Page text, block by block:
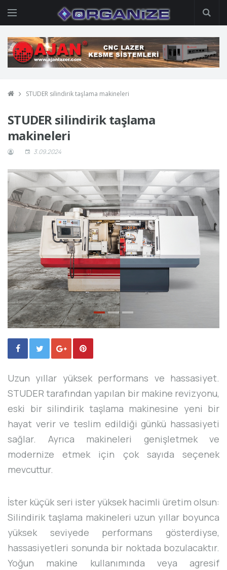
STUDER silindirik taşlama makineleri
STUDER silindirik taşlama
makineleri
3.09.2024
Uzun yıllar yüksek performans ve hassasiyet.
STUDER tarafından yapılan bir makine revizyonu,
eski bir silindirik taşlama makinesine yeni bir
hayat verir ve teslim edildiği günkü hassasiyeti
sağlar. Ayrıca makineleri genişletmek ve
modernize etmek için çok sayıda seçenek
mevcuttur.
İster küçük seri ister yüksek hacimli üretim olsun:
Silindirik taşlama makineleri uzun yıllar boyunca
yüksek seviyede performans gösterdiyse,
hassasiyetleri sonunda bir noktada bozulacaktır.
Yoğun makine kullanımında veya agresif